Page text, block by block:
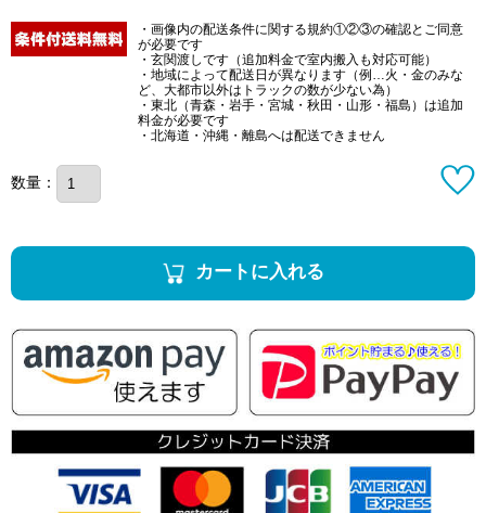
・画像内の配送条件に関する規約①②③の確認とご同意
が必要です
・玄関渡しです（追加料金で室内搬入も対応可能）
・地域によって配送日が異なります（例…火・金のみな
ど、大都市以外はトラックの数が少ない為）
・東北（青森・岩手・宮城・秋田・山形・福島）は追加
料金が必要です
・北海道・沖縄・離島へは配送できません
数量：
カートに入れる